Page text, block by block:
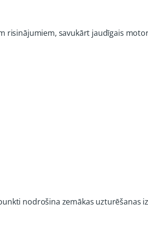
risinājumiem, savukārt jaudīgais
nodrošina zemākas uzturēšanas